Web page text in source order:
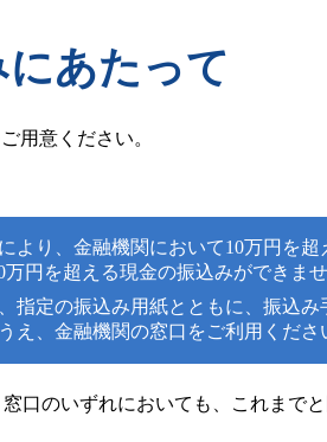
あたって
用意ください。
より、金融機関において10万円を
円を超える現金の振込みができませ
指定の振込み用紙とともに、振込
え、金融機関の窓口をご利用くださ
口のいずれにおいても、これまで